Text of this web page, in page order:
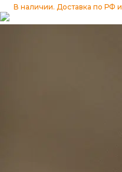
Изразцы
В наличии. Доставка по РФ